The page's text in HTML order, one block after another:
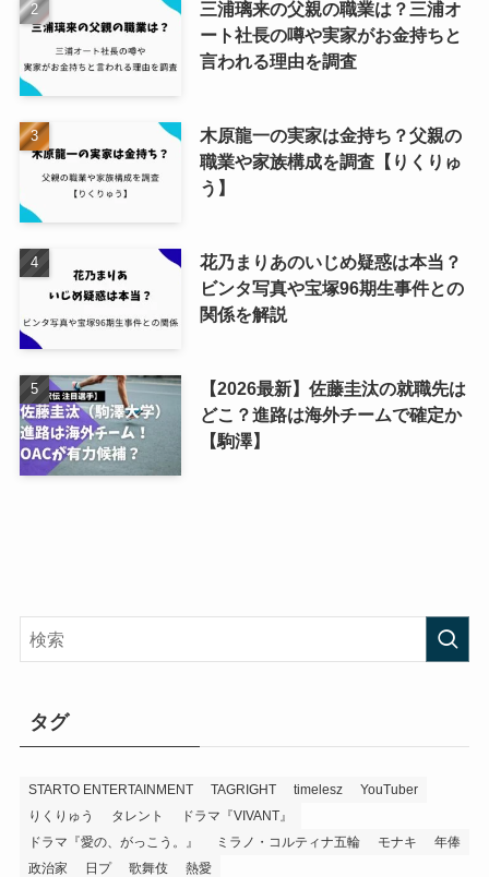
三浦璃来の父親の職業は？三浦オ
ート社長の噂や実家がお金持ちと
言われる理由を調査
木原龍一の実家は金持ち？父親の
職業や家族構成を調査【りくりゅ
う】
花乃まりあのいじめ疑惑は本当？
ビンタ写真や宝塚96期生事件との
関係を解説
【2026最新】佐藤圭汰の就職先は
どこ？進路は海外チームで確定か
【駒澤】
タグ
STARTO ENTERTAINMENT TAGRIGHT timelesz
YouTuber
りくりゅう
タレント
ドラマ『VIVANT』
ドラマ『愛の、がっこう。』
ミラノ・コルティナ五輪 モナキ
年俸
政治家
日プ 歌舞伎 熱愛